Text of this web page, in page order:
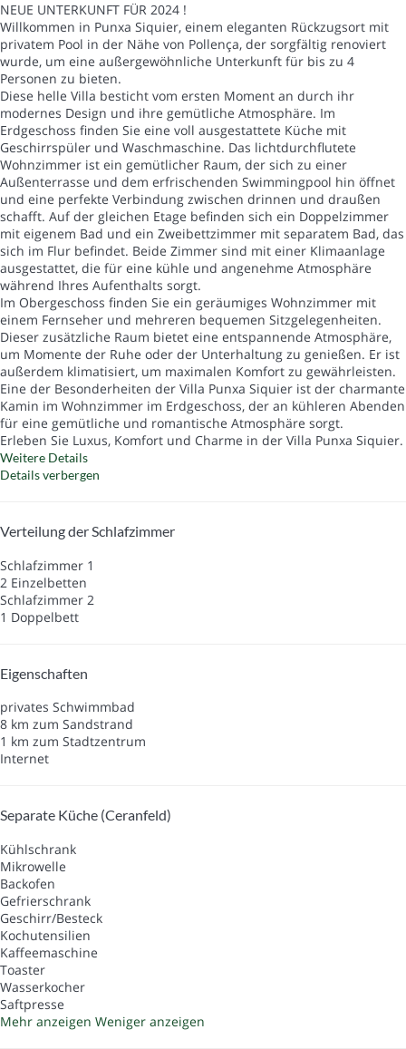
NEUE UNTERKUNFT FÜR 2024 !
Willkommen in Punxa Siquier, einem eleganten Rückzugsort mit
privatem Pool in der Nähe von Pollença, der sorgfältig renoviert
wurde, um eine außergewöhnliche Unterkunft für bis zu 4
Personen zu bieten.
Diese helle Villa besticht vom ersten Moment an durch ihr
modernes Design und ihre gemütliche Atmosphäre. Im
Erdgeschoss finden Sie eine voll ausgestattete Küche mit
Geschirrspüler und Waschmaschine. Das lichtdurchflutete
Wohnzimmer ist ein gemütlicher Raum, der sich zu einer
Außenterrasse und dem erfrischenden Swimmingpool hin öffnet
und eine perfekte Verbindung zwischen drinnen und draußen
schafft. Auf der gleichen Etage befinden sich ein Doppelzimmer
mit eigenem Bad und ein Zweibettzimmer mit separatem Bad, das
sich im Flur befindet. Beide Zimmer sind mit einer Klimaanlage
ausgestattet, die für eine kühle und angenehme Atmosphäre
während Ihres Aufenthalts sorgt.
Im Obergeschoss finden Sie ein geräumiges Wohnzimmer mit
einem Fernseher und mehreren bequemen Sitzgelegenheiten.
Dieser zusätzliche Raum bietet eine entspannende Atmosphäre,
um Momente der Ruhe oder der Unterhaltung zu genießen. Er ist
außerdem klimatisiert, um maximalen Komfort zu gewährleisten.
Eine der Besonderheiten der Villa Punxa Siquier ist der charmante
Kamin im Wohnzimmer im Erdgeschoss, der an kühleren Abenden
für eine gemütliche und romantische Atmosphäre sorgt.
Erleben Sie Luxus, Komfort und Charme in der Villa Punxa Siquier.
Weitere Details
Details verbergen
Verteilung der Schlafzimmer
Schlafzimmer 1
2 Einzelbetten
Schlafzimmer 2
1 Doppelbett
Eigenschaften
privates Schwimmbad
8 km zum Sandstrand
1 km zum Stadtzentrum
Internet
Separate Küche (Ceranfeld)
Kühlschrank
Mikrowelle
Backofen
Gefrierschrank
Geschirr/Besteck
Kochutensilien
Kaffeemaschine
Toaster
Wasserkocher
Saftpresse
Mehr anzeigen Weniger anzeigen